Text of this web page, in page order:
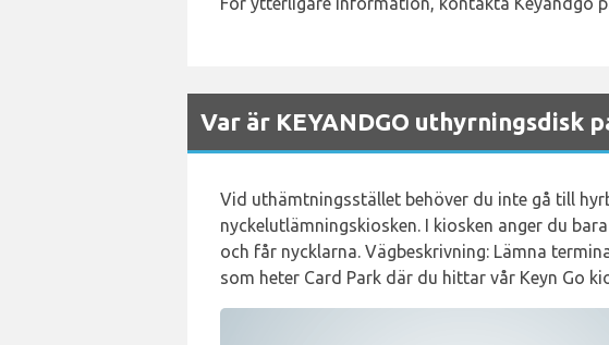
Var är KEYANDGO uthyrningsdisk
Vid uthämtningsstället behöver du inte gå till
nyckelutlämningskiosken. I kiosken anger du
och får nycklarna. Vägbeskrivning: Lämna
som heter Card Park där du hittar vår Keyn Go